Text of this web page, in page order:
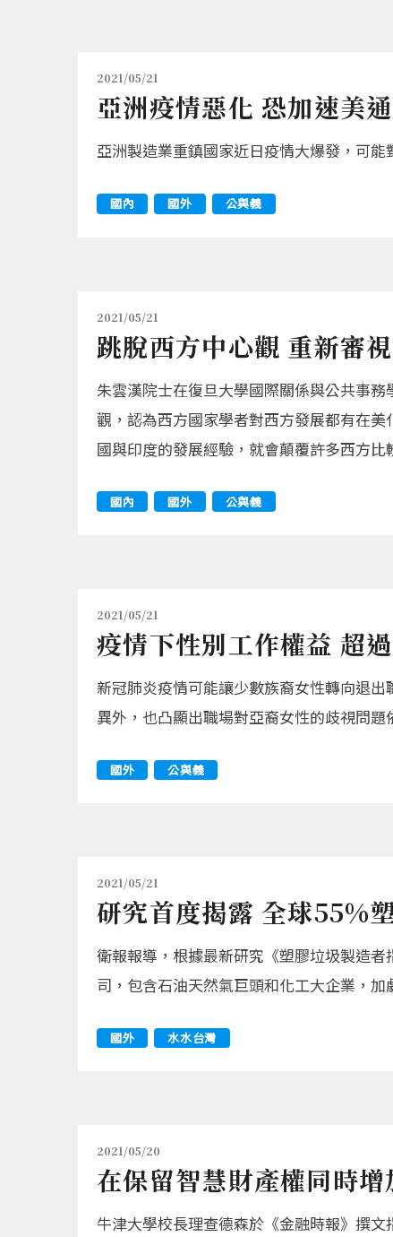
2021/05/21
亞洲疫情惡化 恐加速美
亞洲製造業重鎮國家近日疫情大爆發，可
國內 國外 公與義
2021/05/21
跳脫西方中心觀 重新審
朱雲漢院士在復旦大學國際關係與公共事
觀，認為西方國家學者對西方發展都有在
國與印度的發展經驗，就會顛覆許多西方比
國內 國外 公與義
2021/05/21
疫情下性別工作權益 超
新冠肺炎疫情可能讓少數族裔女性轉向退
異外，也凸顯出職場對亞裔女性的歧視問題
國外 公與義
2021/05/21
研究首度揭露 全球55%
衛報報導，根據最新研究《塑膠垃圾製造
司，包含石油天然氣巨頭和化工大企業，加
國外 水水台灣
2021/05/20
在保留智慧財產權同時
牛津大學校長理查德森於《金融時報》撰